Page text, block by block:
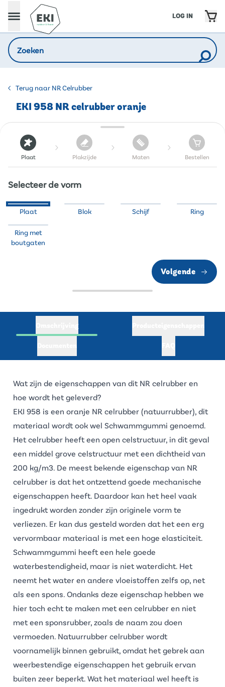
LOG IN
Terug naar NR Celrubber
EKI 958 NR celrubber oranje
Plaat Plakzijde Maten Bestellen
Selecteer de vorm
Plaat Blok Schijf Ring
Ring met
boutgaten
Volgende
Wat zijn de eigenschappen van dit NR celrubber en
hoe wordt het geleverd?
EKI 958 is een oranje NR celrubber (natuurrubber), dit
materiaal wordt ook wel Schwammgummi genoemd.
Het celrubber heeft een open celstructuur, in dit geval
een middel grove celstructuur met een dichtheid van
200 kg/m3. De meest bekende eigenschap van NR
celrubber is dat het ontzettend goede mechanische
eigenschappen heeft. Daardoor kan het heel vaak
ingedrukt worden zonder zijn originele vorm te
verliezen. Er kan dus gesteld worden dat het een erg
vervormbaar materiaal is met een hoge elasticiteit.
Schwammgummi heeft een hele goede
waterbestendigheid, maar is niet waterdicht. Het
neemt het water en andere vloeistoffen zelfs op, net
als een spons. Ondanks deze eigenschap hebben we
hier toch echt te maken met een celrubber en niet
met een sponsrubber, zoals de naam zou doen
vermoeden. Natuurrubber celrubber wordt
voornamelijk binnen gebruikt, omdat het gebrek aan
weerbestendige eigenschappen het gebruik ervan
buiten zeer beperkt. Wat het materiaal wel heeft is